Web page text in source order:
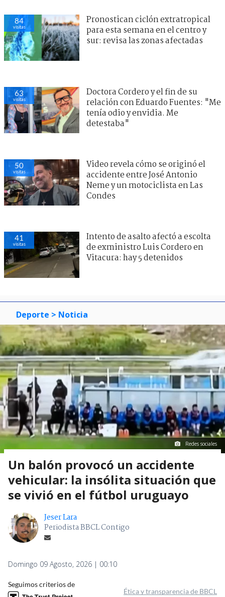
84
visitas
Pronostican ciclón extratropical
para esta semana en el centro y
sur: revisa las zonas afectadas
63
visitas
Doctora Cordero y el fin de su
relación con Eduardo Fuentes: "Me
tenía odio y envidia. Me
detestaba"
50
visitas
Video revela cómo se originó el
accidente entre José Antonio
Neme y un motociclista en Las
Condes
41
visitas
Intento de asalto afectó a escolta
de exministro Luis Cordero en
Vitacura: hay 5 detenidos
Deporte > Noticia
Redes sociales
Un balón provocó un accidente
vehicular: la insólita situación que
se vivió en el fútbol uruguayo
Jeser Lara
Periodista BBCL Contigo
Domingo 09 Agosto, 2026 | 00:10
Seguimos criterios de
Ética y transparencia de BBCL